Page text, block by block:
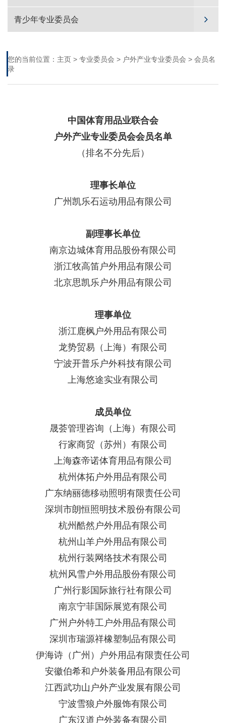
青少年专业委员会
您的当前位置： 主页 > 专业委员会 > 户外产业专业委员会 > 会员名
录
中国体育用品业联合会
户外产业专业委员会会员名单
（排名不分先后）
理事长单位
广州凯乐石运动用品有限公司
副理事长单位
南京边城体育用品股份有限公司
浙江牧高笛户外用品有限公司
北京思凯乐户外用品有限公司
理事单位
浙江鹿枫户外用品有限公司
龙势贸易（上海）有限公司
宁波开普乐户外科技有限公司
上海悠途实业有限公司
成员单位
晟荟管理咨询（上海）有限公司
行家商贸（苏州）有限公司
上海森帝诺体育用品有限公司
杭州体拓户外用品有限公司
广东纳丽德移动照明有限责任公司
深圳市朗恒照明技术股份有限公司
杭州酷然户外用品有限公司
杭州山羊户外用品有限公司
杭州行装网络技术有限公司
杭州风雪户外用品股份有限公司
广州行影国际旅行社有限公司
南京宁菲国际展览有限公司
广州户外特工户外用品有限公司
深圳市瑞源祥橡塑制品有限公司
伊海诗（广州）户外用品有限责任公司
安徽伯希和户外装备用品有限公司
江西武功山户外产业发展有限公司
宁波雪狼户外服饰有限公司
广东汉道户外装备有限公司